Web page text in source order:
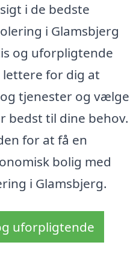
i de bedste
i Glamsbjerg
og uforpligtende
for dig at
tjenester og vælge
bedst til dine behov.
for at få en
bolig med
i Glamsbjerg.
uforpligtende